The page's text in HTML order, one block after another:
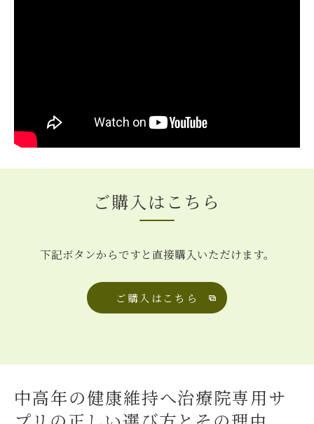
ご購入はこちら
下記ボタンからですと直接購入いただけます。
ご購入はこちら
中高年の健康維持へ治療院専用サ